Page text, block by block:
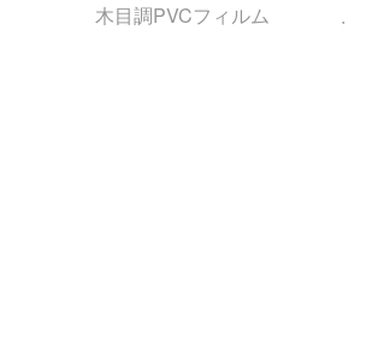
木目調PVCフィルム